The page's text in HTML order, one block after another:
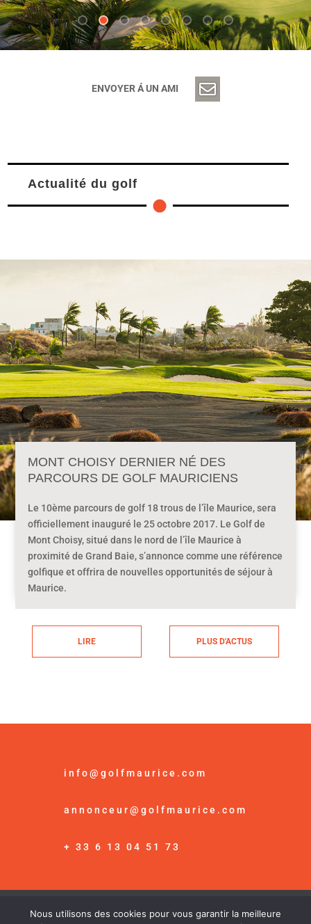
ENVOYER Á UN AMI
Actualité du golf
MONT CHOISY DERNIER NÉ DES
PARCOURS DE GOLF MAURICIENS
Le 10ème parcours de golf 18 trous de l’île Maurice, sera
officiellement inauguré le 25 octobre 2017. Le Golf de
Mont Choisy, situé dans le nord de l’île Maurice à
proximité de Grand Baie, s’annonce comme une référence
golfique et offrira de nouvelles opportunités de séjour à
Maurice.
LIRE PLUS D'ACTUS
info@golfmaurice.com
annonceur@golfmaurice.com
+ 33 6 13 04 51 73
© Golf Maurice /Mention Légales
Nous utilisons des cookies pour vous garantir la meilleure